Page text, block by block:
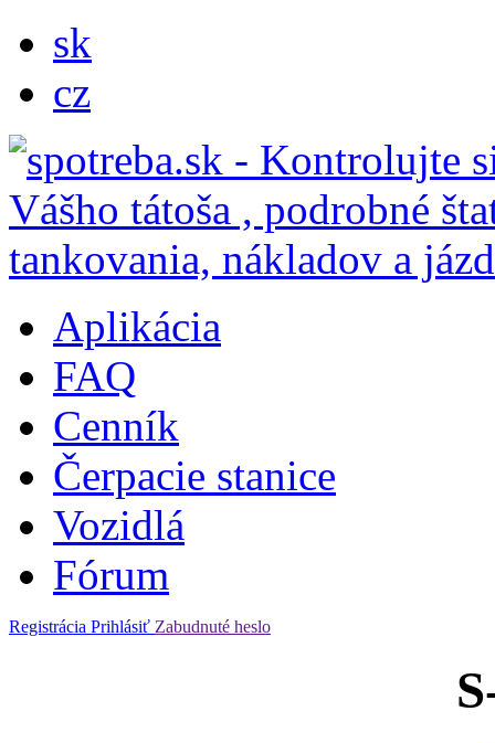
sk
cz
Aplikácia
FAQ
Cenník
Čerpacie stanice
Vozidlá
Fórum
Registrácia Prihlásiť Zabudnuté heslo